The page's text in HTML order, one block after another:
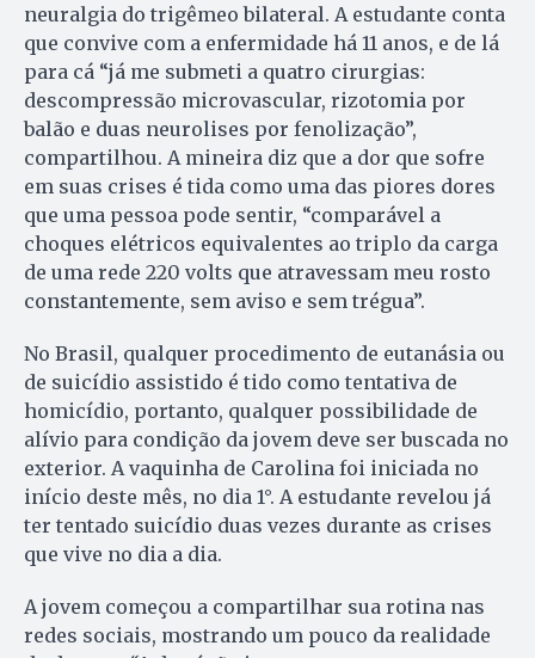
neuralgia do trigêmeo bilateral. A estudante conta
que convive com a enfermidade há 11 anos, e de lá
para cá “já me submeti a quatro cirurgias:
descompressão microvascular, rizotomia por
balão e duas neurolises por fenolização”,
compartilhou. A mineira diz que a dor que sofre
em suas crises é tida como uma das piores dores
que uma pessoa pode sentir, “comparável a
choques elétricos equivalentes ao triplo da carga
de uma rede 220 volts que atravessam meu rosto
constantemente, sem aviso e sem trégua”.
No Brasil, qualquer procedimento de eutanásia ou
de suicídio assistido é tido como tentativa de
homicídio, portanto, qualquer possibilidade de
alívio para condição da jovem deve ser buscada no
exterior. A vaquinha de Carolina foi iniciada no
início deste mês, no dia 1°. A estudante revelou já
ter tentado suicídio duas vezes durante as crises
que vive no dia a dia.
A jovem começou a compartilhar sua rotina nas
redes sociais, mostrando um pouco da realidade